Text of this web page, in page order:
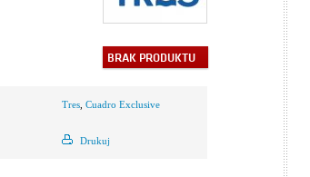
BRAK PRODUKTU
Tres Cuadro Exclusive
Drukuj